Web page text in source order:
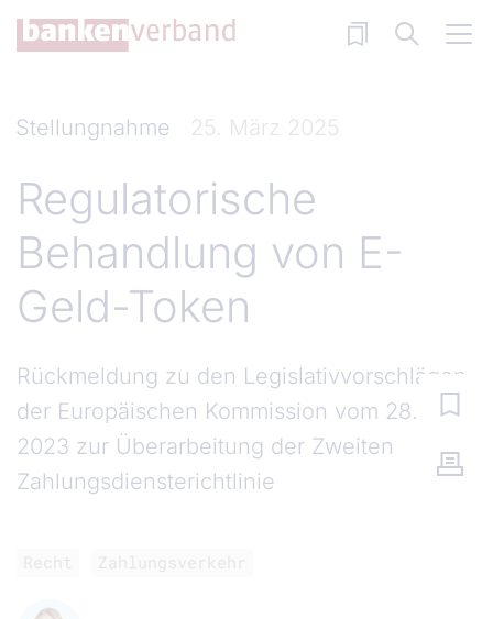
Direkt zum Inhalt
Stellungnahme 25. März 2025
Regulatorische
Behandlung von E-
Geld-Token
Rückmeldung zu den Legislativvorschlägen
der Europäischen Kommission vom 28. Juni
2023 zur Überarbeitung der Zweiten
Zahlungsdiensterichtlinie